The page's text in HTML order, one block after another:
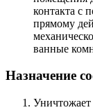
контакта с
прямому
ванные
Назначение